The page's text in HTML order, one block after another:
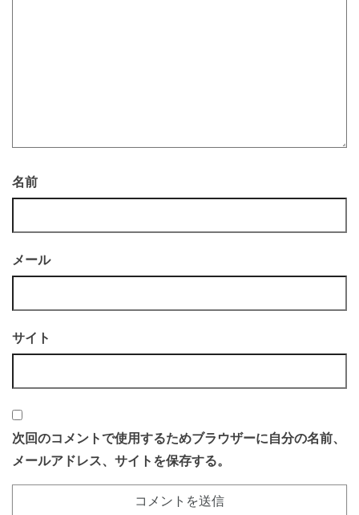
名前
メール
サイト
次回のコメントで使用するためブラウザーに自分の名前、
メールアドレス、サイトを保存する。